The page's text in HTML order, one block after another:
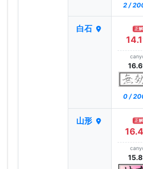
2 /
白石 正解
14.1
16.6
0 /
山形 正解
16.4
15.8